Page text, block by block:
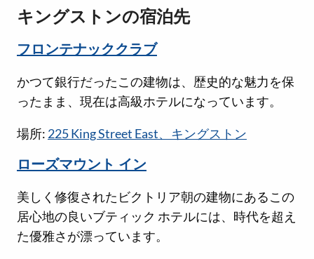
キングストンの宿泊先
フロンテナッククラブ
かつて銀行だったこの建物は、歴史的な魅力を保
ったまま、現在は高級ホテルになっています。
場所: 225 King Street East、キングストン
ローズマウント イン
美しく修復されたビクトリア朝の建物にあるこの
居心地の良いブティック ホテルには、時代を超え
た優雅さが漂っています。